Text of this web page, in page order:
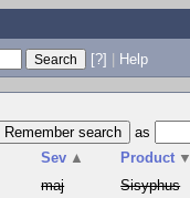
[?] | Help
as
Sev ▲ Product ▼
maj Sisyphus